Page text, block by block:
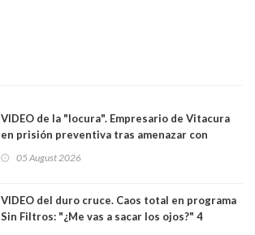
VIDEO de la "locura". Empresario de Vitacura
en prisión preventiva tras amenazar con
Los persiguió en potente camioneta
05 August 2026
VIDEO del duro cruce. Caos total en programa
Sin Filtros: "¿Me vas a sacar los ojos?" 4